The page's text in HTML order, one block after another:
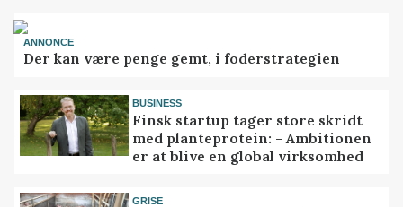
ANNONCE
Der kan være penge gemt, i foderstrategien
BUSINESS
Finsk startup tager store skridt
med planteprotein: - Ambitionen
er at blive en global virksomhed
GRISE